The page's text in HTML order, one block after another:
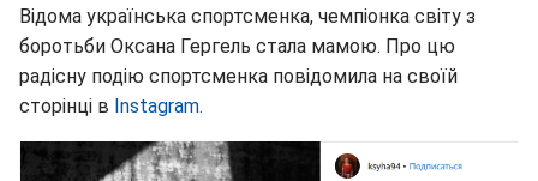
Відома українська спортсменка, чемпіонка світу з
боротьби Оксана Гергель стала мамою. Про цю
радісну подію спортсменка повідомила на своїй
сторінці в Instagram.